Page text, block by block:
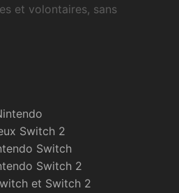
et volontaires, sans
Switch 2
Switch
Switch 2
et Switch 2